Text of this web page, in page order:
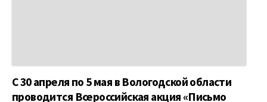
С 30 апреля по 5 мая в Вологодской области
проводится Всероссийская акция «Письмо